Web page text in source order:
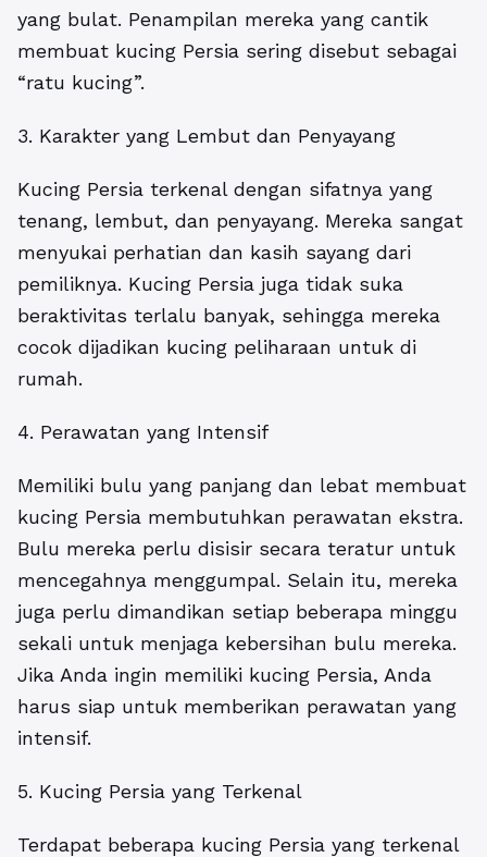
yang bulat. Penampilan mereka yang cantik
membuat kucing Persia sering disebut sebagai
“ratu kucing”.
3. Karakter yang Lembut dan Penyayang
Kucing Persia terkenal dengan sifatnya yang
tenang, lembut, dan penyayang. Mereka sangat
menyukai perhatian dan kasih sayang dari
pemiliknya. Kucing Persia juga tidak suka
beraktivitas terlalu banyak, sehingga mereka
cocok dijadikan kucing peliharaan untuk di
rumah.
4. Perawatan yang Intensif
Memiliki bulu yang panjang dan lebat membuat
kucing Persia membutuhkan perawatan ekstra.
Bulu mereka perlu disisir secara teratur untuk
mencegahnya menggumpal. Selain itu, mereka
juga perlu dimandikan setiap beberapa minggu
sekali untuk menjaga kebersihan bulu mereka.
Jika Anda ingin memiliki kucing Persia, Anda
harus siap untuk memberikan perawatan yang
intensif.
5. Kucing Persia yang Terkenal
Terdapat beberapa kucing Persia yang terkenal